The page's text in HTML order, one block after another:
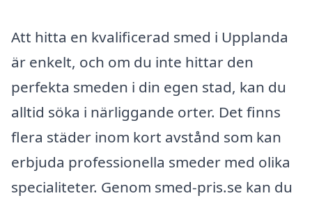
Att hitta en kvalificerad smed i Upplanda
är enkelt, och om du inte hittar den
perfekta smeden i din egen stad, kan du
alltid söka i närliggande orter. Det finns
flera städer inom kort avstånd som kan
erbjuda professionella smeder med olika
specialiteter. Genom smed-pris.se kan du